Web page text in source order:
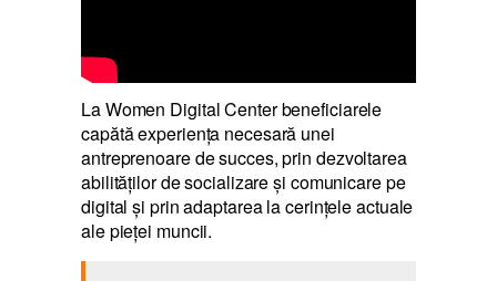
La Women Digital Center beneficiarele
capătă experiența necesară unei
antreprenoare de succes, prin dezvoltarea
abilităților de socializare și comunicare pe
digital și prin adaptarea la cerințele actuale
ale pieței muncii.